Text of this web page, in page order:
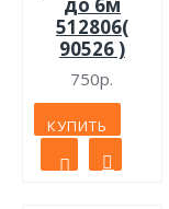
до 6м
512806(
90526 )
750р.
КУПИТЬ